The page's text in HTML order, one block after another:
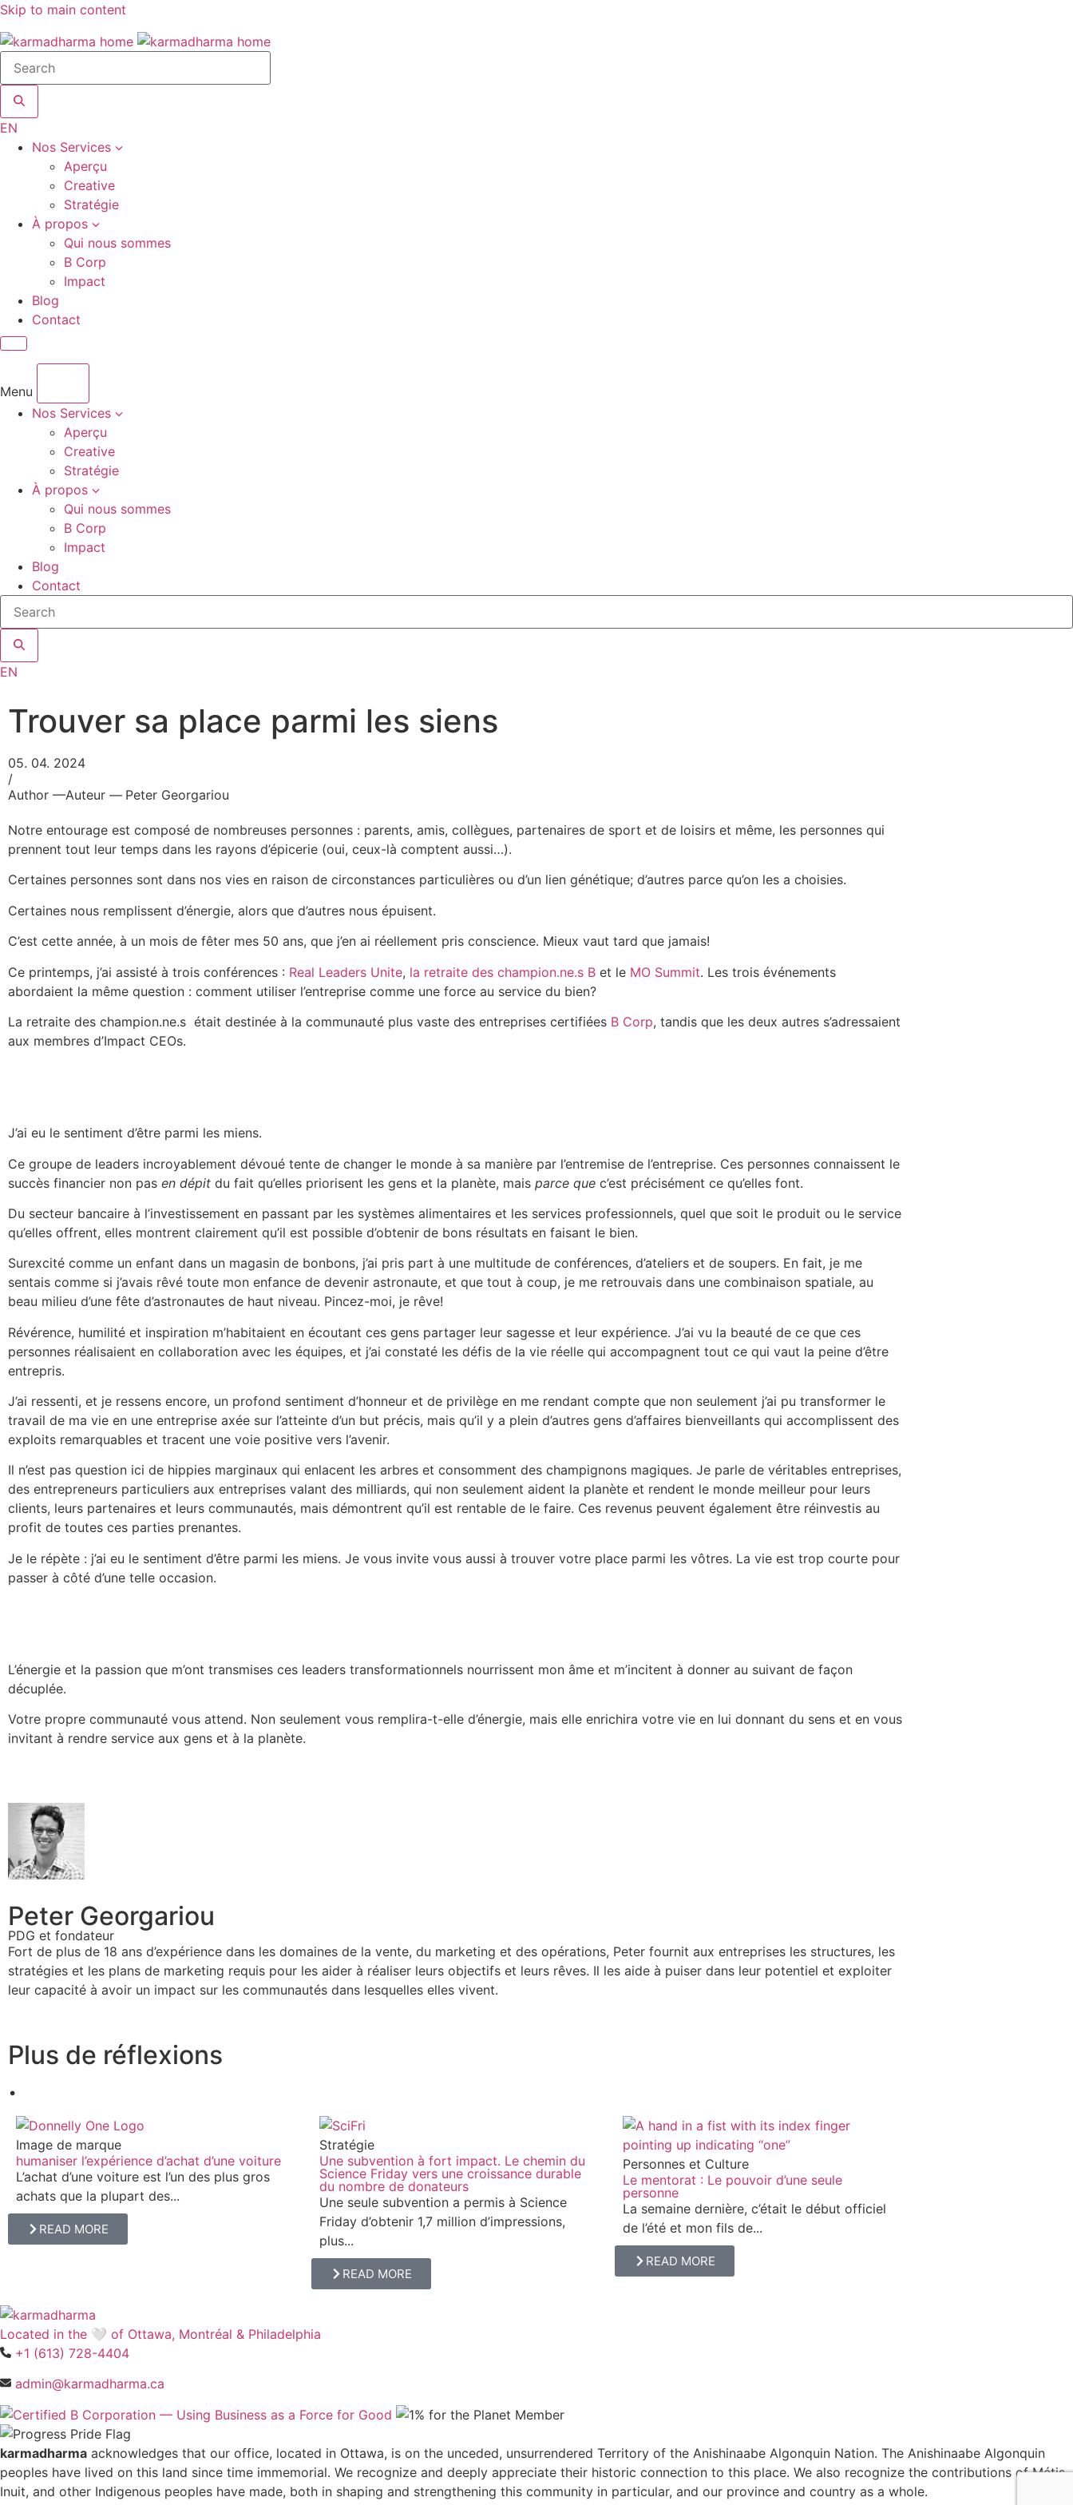
Skip to main content
Search
site
EN
Nos Services
Aperçu
Creative
Stratégie
À propos
Qui nous sommes
B Corp
Impact
Blog
Contact
Menu
Nos Services
Aperçu
Creative
Stratégie
À propos
Qui nous sommes
B Corp
Impact
Blog
Contact
Search
site
EN
Trouver sa place parmi les siens
05. 04. 2024
/
Author —Auteur — Peter Georgariou
Notre entourage est composé de nombreuses personnes : parents, amis, collègues, partenaires de sport et de loisirs et même, les personnes qui
prennent tout leur temps dans les rayons d’épicerie (oui, ceux-là comptent aussi…).
Certaines personnes sont dans nos vies en raison de circonstances particulières ou d’un lien génétique; d’autres parce qu’on les a choisies.
Certaines nous remplissent d’énergie, alors que d’autres nous épuisent.
C’est cette année, à un mois de fêter mes 50 ans, que j’en ai réellement pris conscience. Mieux vaut tard que jamais!
Ce printemps, j’ai assisté à trois conférences : Real Leaders Unite, la retraite des champion.ne.s B et le MO Summit. Les trois événements
abordaient la même question : comment utiliser l’entreprise comme une force au service du bien?
La retraite des champion.ne.s était destinée à la communauté plus vaste des entreprises certifiées B Corp, tandis que les deux autres s’adressaient
aux membres d’Impact CEOs.
J’ai eu le sentiment d’être parmi les miens.
Ce groupe de leaders incroyablement dévoué tente de changer le monde à sa manière par l’entremise de l’entreprise. Ces personnes connaissent le
succès financier non pas en dépit du fait qu’elles priorisent les gens et la planète, mais parce que c’est précisément ce qu’elles font.
Du secteur bancaire à l’investissement en passant par les systèmes alimentaires et les services professionnels, quel que soit le produit ou le service
qu’elles offrent, elles montrent clairement qu’il est possible d’obtenir de bons résultats en faisant le bien.
Surexcité comme un enfant dans un magasin de bonbons, j’ai pris part à une multitude de conférences, d’ateliers et de soupers. En fait, je me
sentais comme si j’avais rêvé toute mon enfance de devenir astronaute, et que tout à coup, je me retrouvais dans une combinaison spatiale, au
beau milieu d’une fête d’astronautes de haut niveau. Pincez-moi, je rêve!
Révérence, humilité et inspiration m’habitaient en écoutant ces gens partager leur sagesse et leur expérience. J’ai vu la beauté de ce que ces
personnes réalisaient en collaboration avec les équipes, et j’ai constaté les défis de la vie réelle qui accompagnent tout ce qui vaut la peine d’être
entrepris.
J’ai ressenti, et je ressens encore, un profond sentiment d’honneur et de privilège en me rendant compte que non seulement j’ai pu transformer le
travail de ma vie en une entreprise axée sur l’atteinte d’un but précis, mais qu’il y a plein d’autres gens d’affaires bienveillants qui accomplissent des
exploits remarquables et tracent une voie positive vers l’avenir.
Il n’est pas question ici de hippies marginaux qui enlacent les arbres et consomment des champignons magiques. Je parle de véritables entreprises,
des entrepreneurs particuliers aux entreprises valant des milliards, qui non seulement aident la planète et rendent le monde meilleur pour leurs
clients, leurs partenaires et leurs communautés, mais démontrent qu’il est rentable de le faire. Ces revenus peuvent également être réinvestis au
profit de toutes ces parties prenantes.
Je le répète : j’ai eu le sentiment d’être parmi les miens. Je vous invite vous aussi à trouver votre place parmi les vôtres. La vie est trop courte pour
passer à côté d’une telle occasion.
L’énergie et la passion que m’ont transmises ces leaders transformationnels nourrissent mon âme et m’incitent à donner au suivant de façon
décuplée.
Votre propre communauté vous attend. Non seulement vous remplira-t-elle d’énergie, mais elle enrichira votre vie en lui donnant du sens et en vous
invitant à rendre service aux gens et à la planète.
Peter Georgariou
PDG et fondateur
Fort de plus de 18 ans d’expérience dans les domaines de la vente, du marketing et des opérations, Peter fournit aux entreprises les structures, les
stratégies et les plans de marketing requis pour les aider à réaliser leurs objectifs et leurs rêves. Il les aide à puiser dans leur potentiel et exploiter
leur capacité à avoir un impact sur les communautés dans lesquelles elles vivent.
Plus de réflexions
.
Image de marque
humaniser l’expérience d’achat d’une voiture
L’achat d’une voiture est l’un des plus gros
achats que la plupart des...
READ MORE
Stratégie
Une subvention à fort impact. Le chemin du
Science Friday vers une croissance durable
du nombre de donateurs
Une seule subvention a permis à Science
Friday d’obtenir 1,7 million d’impressions,
plus...
READ MORE
Personnes et Culture
Le mentorat : Le pouvoir d’une seule
personne
La semaine dernière, c’était le début officiel
de l’été et mon fils de...
READ MORE
Located in the 🤍 of Ottawa, Montréal & Philadelphia
+1 (613) 728-4404
admin@karmadharma.ca
karmadharma acknowledges that our office, located in Ottawa, is on the unceded, unsurrendered Territory of the Anishinaabe Algonquin Nation. The Anishinaabe Algonquin
peoples have lived on this land since time immemorial. We recognize and deeply appreciate their historic connection to this place. We also recognize the contributions of Métis,
Inuit, and other Indigenous peoples have made, both in shaping and strengthening this community in particular, and our province and country as a whole.